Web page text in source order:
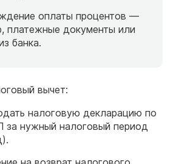
оплаты процентов —
платежные документы или
банка.
вычет:
налоговую декларацию по
нужный налоговый период